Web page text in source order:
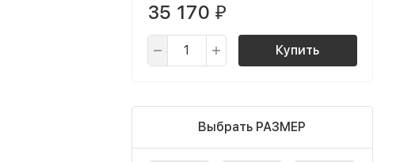
35 170 ₽
Купить
Выбрать РАЗМЕР